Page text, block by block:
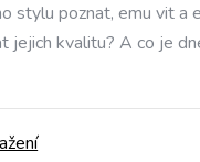
stylu poznat, emu vit a
jejich kvalitu? A co je